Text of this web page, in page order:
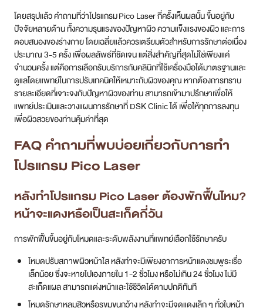
โดยสรุปแล้ว คำถามที่ว่าโปรแกรม Pico Laser กี่ครั้งเห็นผลนั้น ขึ้นอยู่กับ
ปัจจัยหลายด้าน ทั้งความรุนแรงของปัญหาผิว ความแข็งแรงของผิว และการ
ตอบสนองของร่างกาย โดยเฉลี่ยแล้วควรเตรียมตัวสำหรับการรักษาต่อเนื่อง
ประมาณ 3-5 ครั้ง เพื่อผลลัพธ์ที่ชัดเจน แต่สิ่งสำคัญที่สุดไม่ใช่เพียงแค่
จำนวนครั้ง แต่คือการเลือกรับบริการกับคลินิกที่ใช้เครื่องมือได้มาตรฐานและ
ดูแลโดยแพทย์ในการปรับเทคนิคให้เหมาะกับผิวของคุณ หากต้องการทราบ
รายละเอียดที่เจาะจงกับปัญหาผิวของท่าน สามารถเข้ามาปรึกษาเพื่อให้
แพทย์ประเมินและวางแผนการรักษาที่ DSK Clinic ได้ เพื่อให้ทุกการลงทุน
เพื่อผิวสวยของท่านคุ้มค่าที่สุด
FAQ คำถามที่พบบ่อยเกี่ยวกับการทำ
โปรแกรม Pico Laser
หลังทำโปรแกรม Pico Laser ต้องพักฟื้นไหม?
หน้าจะแดงหรือเป็นสะเก็ดกี่วัน
การพักฟื้นขึ้นอยู่กับโหมดและระดับพลังงานที่แพทย์เลือกใช้รักษาครับ
โหมดปรับสภาพผิวหน้าใส หลังทำจะมีเพียงอาการหน้าแดงชมพูระเรื่อ
เล็กน้อย ซึ่งจะหายไปเองภายใน 1-2 ชั่วโมง หรือไม่เกิน 24 ชั่วโมง ไม่มี
สะเก็ดแผล สามารถแต่งหน้าและใช้ชีวิตได้ตามปกติทันที
โหมดรักษาหลุมสิวหรือรูขุมขนกว้าง หลังทำจะมีจุดแดงเล็ก ๆ ทั่วใบหน้า